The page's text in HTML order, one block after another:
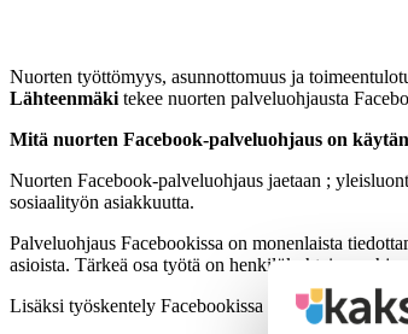
Nuorten työttömyys, asunnottomuus ja
Lähteenmäki tekee nuorten palveluohjausta
Mitä nuorten Facebook-palveluohjaus on
Nuorten Facebook-palveluohjaus jaetaan ;
sosiaalityön asiakkuutta.
Palveluohjaus Facebookissa on monenlaista
asioista. Tärkeä osa työtä on henkilökohtainen
Lisäksi työskentely Facebookissa sisältää